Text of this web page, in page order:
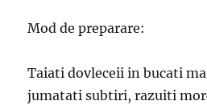
Mod de preparare:
Taiati dovleceii in bucati
jumatati subtiri, razuiti